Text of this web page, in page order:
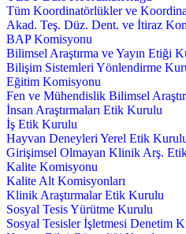
Tüm Koordinatörlükler ve
Akad. Teş. Düz. Dent. ve İtiraz
BAP Komisyonu
Bilimsel Araştırma ve Yayın Etiği
Bilişim Sistemleri Yönlendirme
Eğitim Komisyonu
Fen ve Mühendislik Bilimsel
İnsan Araştırmaları Etik Kurulu
İş Etik Kurulu
Hayvan Deneyleri Yerel Etik
Girişimsel Olmayan Klinik Arş.
Kalite Komisyonu
Kalite Alt Komisyonları
Klinik Araştırmalar Etik Kurulu
Sosyal Tesis Yürütme Kurulu
Sosyal Tesisler İşletmesi Denetim